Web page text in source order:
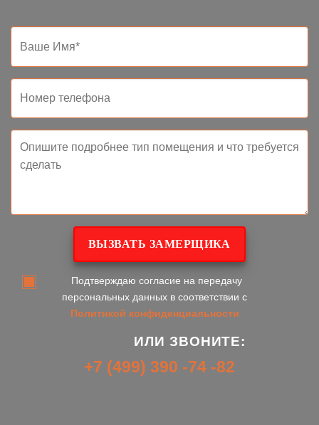
Подтверждаю согласие на передачу
персональных данных в соответствии с
Политикой конфиденциальности
ИЛИ ЗВОНИТЕ:
+7 (499) 390 -74 -82